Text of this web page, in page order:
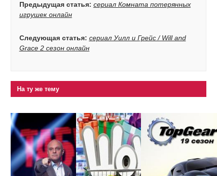
Предыдущая статья: сериал Комната потерянных
игрушек онлайн
Следующая статья: сериал Уилл и Грейс / Will and
Grace 2 сезон онлайн
На ту же тему